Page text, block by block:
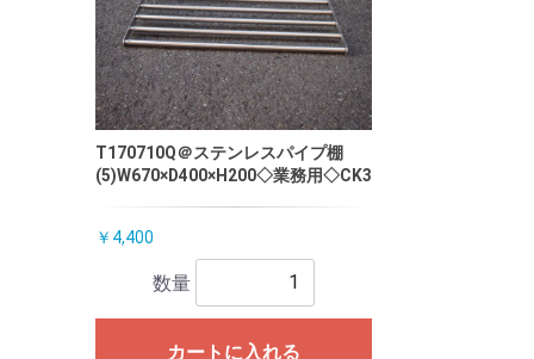
T170710Q＠ステンレスパイプ棚
(5)W670×D400×H200◇業務用◇CK3
￥4,400
数量
カートに入れる